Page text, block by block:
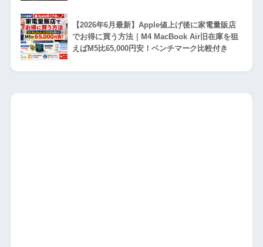
【2026年6月最新】Apple値上げ後に家電量販店
でお得に買う方法｜M4 MacBook Air旧在庫を狙
えばM5比65,000円安！ベンチマーク比較付き